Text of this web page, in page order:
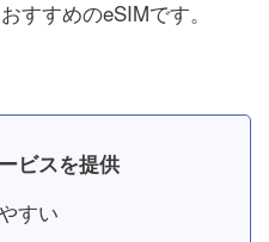
すすめのeSIMです。
ビスを提供
すい